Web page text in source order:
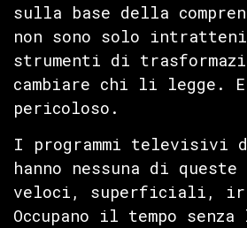
sulla base della
non sono solo
strumenti di
cambiare chi li legge. E
pericoloso.
I programmi televisivi
hanno nessuna di
veloci, superficiali,
Occupano il tempo